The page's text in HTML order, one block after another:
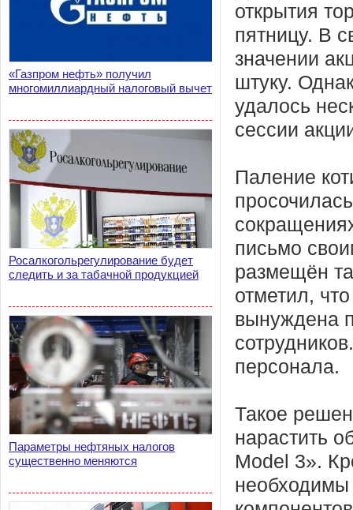
«Газпром нефть» получил
многомиллиардный налоговый вычет
Росалкогольрегулирование будет
следить и за табачной продукцией
Параметры нефтяных налогов
существенно меняются
открытия
пятницу. В
значении
штуку.
удалось
сессии
Паление
письмо
размещён
отметил,
вынуждена
персонала.
Такое
нарастить
Model 3».
необходимы